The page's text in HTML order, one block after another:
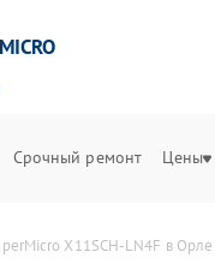
Срочный ремонт Цены
X11SCH-LN4F в Орле